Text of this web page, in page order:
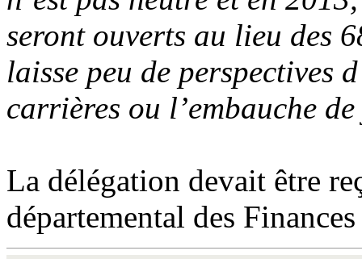
seront ouverts au lieu des
laisse peu de perspectives
carrières ou l’embauche
La délégation devait être
départemental des